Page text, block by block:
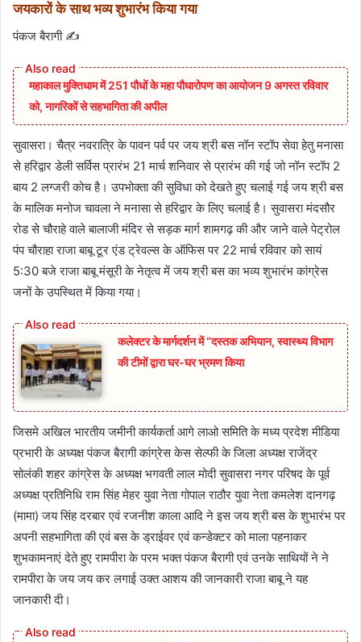
जयकारों के साथ भव्य शुभारंभ किया गया
पंकज बैरागी ✍️
महाकाल मुक्तिधाम में 251 पौधों के महा पौधारोपण का आयोजन 9 अगस्त रविवार
को, नागरिकों से सहभागिता की अपील
सुवासरा। चैत्र नवरात्रि के पावन पर्व पर जय श्री बस नॉन स्टॉप सेवा हेतु मनासा
से हरिद्वार डेली सर्विस प्रारंभ 21 मार्च शनिवार से प्रारंभ की गई जो नॉन स्टॉप 2
बाय 2 लग्जरी कोच है। उपभोक्ता की सुविधा को देखते हुए चलाई गई जय श्री बस
के मालिक मनोज चावला ने मनासा से हरिद्वार के लिए चलाई है। सुवासरा मंदसौर
रोड से चौराहे वाले बालाजी मंदिर से सड़क मार्ग शामगढ़ की और जाने वाले पेट्रोल
पंप चौराहा राजा बाबू टूर एंड ट्रेवल्स के ऑफिस पर 22 मार्च रविवार को सायं
5:30 बजे राजा बाबू मंसूरी के नेतृत्व में जय श्री बस का भव्य शुभारंभ कांग्रेस
जनों के उपस्थित में किया गया।
कलेक्टर के मार्गदर्शन में “दस्तक अभियान,‌ स्वास्थ्य विभाग
की टीमों द्वारा घर-घर भ्रमण किया
जिसमे अखिल भारतीय जमीनी कार्यकर्ता आगे लाओ समिति के मध्य प्रदेश मीडिया
प्रभारी के अध्यक्ष पंकज बैरागी कांग्रेस केस सेल्फी के जिला अध्यक्ष राजेंद्र
सोलंकी शहर कांग्रेस के अध्यक्ष भगवती लाल मोदी सुवासरा नगर परिषद के पूर्व
अध्यक्ष प्रतिनिधि राम सिंह मेहर युवा नेता गोपाल राठौर युवा नेता कमलेश दानगढ़
(मामा) जय सिंह दरबार एवं रजनीश काला आदि ने इस जय श्री बस के शुभारंभ पर
अपनी सहभागिता की एवं बस के ड्राईवर एवं कन्डेक्टर को माला पहनाकर
शुभकामनाएं देते हुए रामपीरा के परम भक्त पंकज बैरागी एवं उनके साथियों ने ने
रामपीरा के जय जय कर लगाई उक्त आशय की जानकारी राजा बाबू ने यह
जानकारी दी।